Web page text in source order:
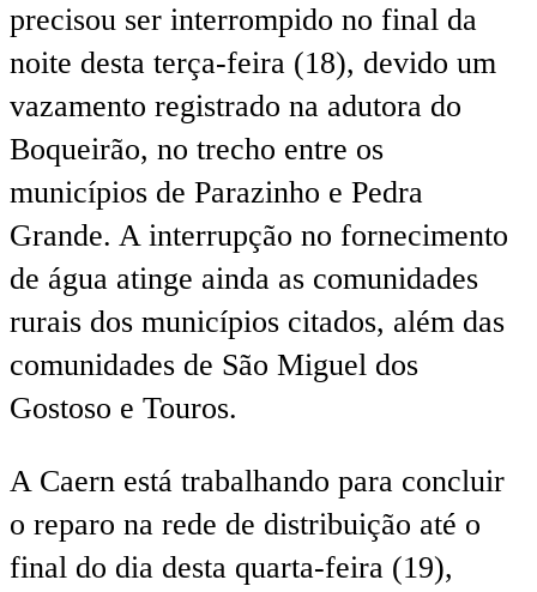
precisou ser interrompido no final da
noite desta terça-feira (18), devido um
vazamento registrado na adutora do
Boqueirão, no trecho entre os
municípios de Parazinho e Pedra
Grande. A interrupção no fornecimento
de água atinge ainda as comunidades
rurais dos municípios citados, além das
comunidades de São Miguel dos
Gostoso e Touros.
A Caern está trabalhando para concluir
o reparo na rede de distribuição até o
final do dia desta quarta-feira (19),